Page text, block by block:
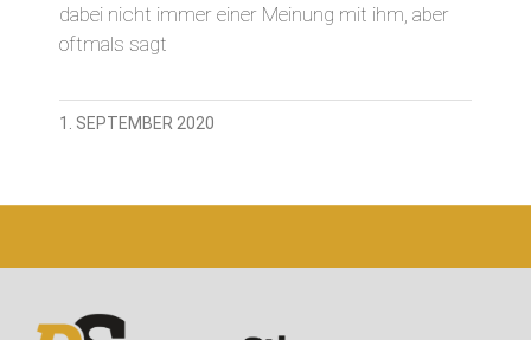
dabei nicht immer einer Meinung mit ihm, aber
oftmals sagt
1. SEPTEMBER 2020